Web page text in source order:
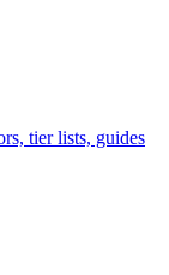
tier lists, guides